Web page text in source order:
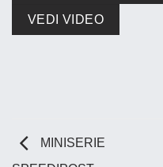
VEDI VIDEO
MINISERIE